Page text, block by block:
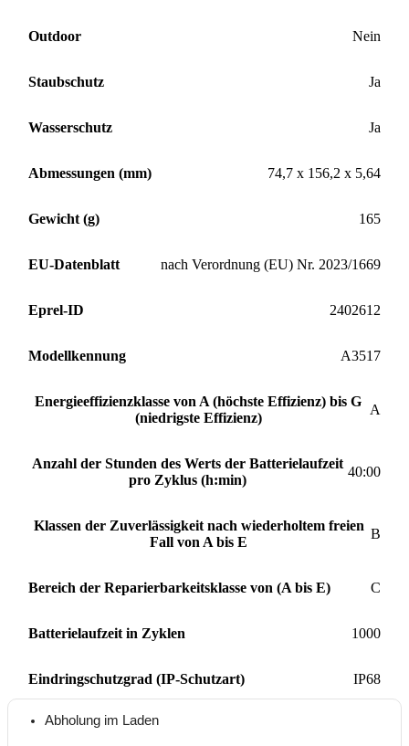
Outdoor Nein
Staubschutz Ja
Wasserschutz Ja
Abmessungen (mm) 74,7 x 156,2 x 5,64
Gewicht (g) 165
EU-Datenblatt nach Verordnung (EU) Nr. 2023/1669
Eprel-ID 2402612
Modellkennung A3517
Energieeffizienzklasse von A (höchste Effizienz) bis G
(niedrigste Effizienz)
A
Anzahl der Stunden des Werts der Batterielaufzeit
pro Zyklus (h:min)
40:00
Klassen der Zuverlässigkeit nach wiederholtem freien
Fall von A bis E
B
Bereich der Reparierbarkeitsklasse von (A bis E) C
Batterielaufzeit in Zyklen 1000
Eindringschutzgrad (IP-Schutzart) IP68
Abholung im Laden